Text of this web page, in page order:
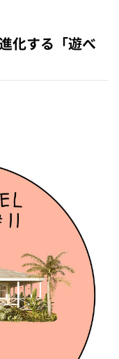
化する「遊べ